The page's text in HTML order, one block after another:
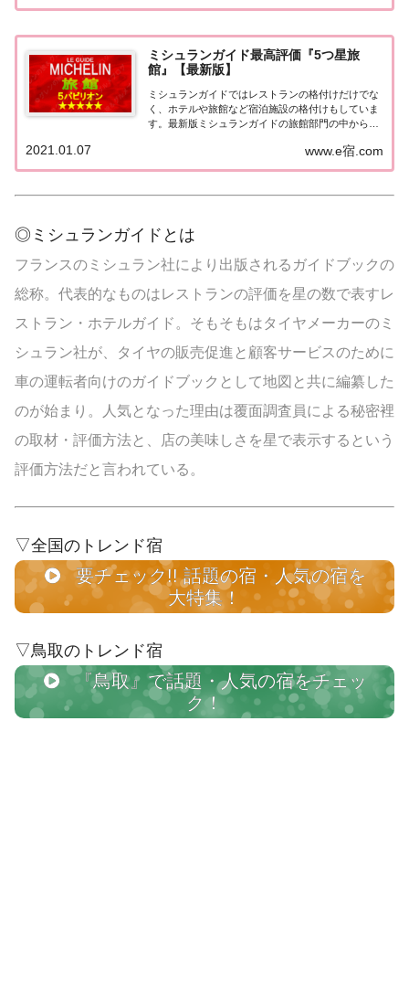
ングなどで常に上位を賑わす有名ホテル。各ホテル
ミシュランガイド最高評価『5つ星旅
館』【最新版】
ミシュランガイドではレストランの格付けだけでな
く、ホテルや旅館など宿泊施設の格付けもしていま
す。最新版ミシュランガイドの旅館部門の中から最
とめてみました♪ いずれも人気ランキングなどで常
に上位を賑わす有名旅館。各旅館の情報と口コミ評
www.e宿.com
2021.01.07
◎ミシュランガイドとは
フランスのミシュラン社により出版されるガイドブックの
総称。代表的なものはレストランの評価を星の数で表すレ
ストラン・ホテルガイド。そもそもはタイヤメーカーのミ
シュラン社が、タイヤの販売促進と顧客サービスのために
車の運転者向けのガイドブックとして地図と共に編纂した
のが始まり。人気となった理由は覆面調査員による秘密裡
の取材・評価方法と、店の美味しさを星で表示するという
評価方法だと言われている。
▽全国のトレンド宿
要チェック!! 話題の宿・人気の宿を
大特集！
▽鳥取のトレンド宿
『鳥取』で話題・人気の宿をチェッ
ク！